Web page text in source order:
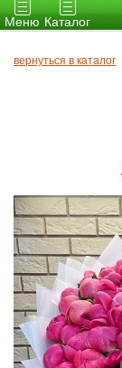
Toggle
navigation
Меню
Toggle
Каталог
вернуться в каталог